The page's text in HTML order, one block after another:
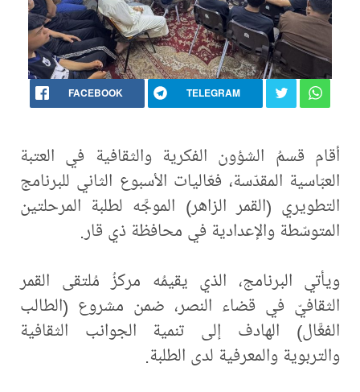
FACEBOOK TELEGRAM
أقام قسمُ الشؤون الفكرية والثقافية في العتبة
العبّاسية المقدّسة، فعّاليات الأسبوع الثاني للبرنامج
التطويري (القمر الزاهر) الموجَّه لطلبة المرحلتين
المتوسّطة والإعدادية في محافظة ذي قار.
ويأتي البرنامج، الذي يقيمُه مركزُ مُلتقى القمر
الثقافيّ في قضاء النصر، ضمن مشروع (الطالب
الفعَّال) الهادف إلى تنمية الجوانب الثقافية
والتربوية والمعرفية لدى الطلبة.